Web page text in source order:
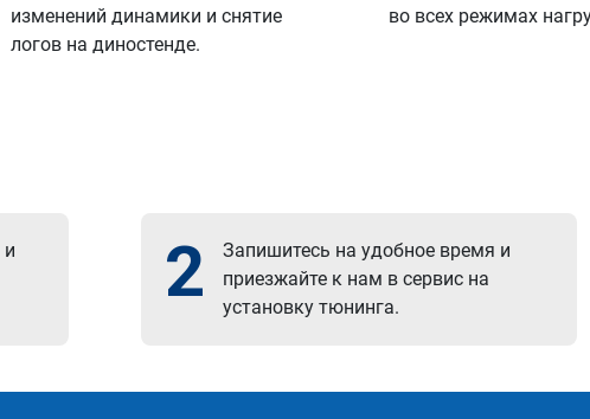
изменений динамики и снятие
логов на диностенде.
во всех режимах
и
2
Запишитесь на удобное время и
приезжайте к нам в сервис на
установку тюнинга.